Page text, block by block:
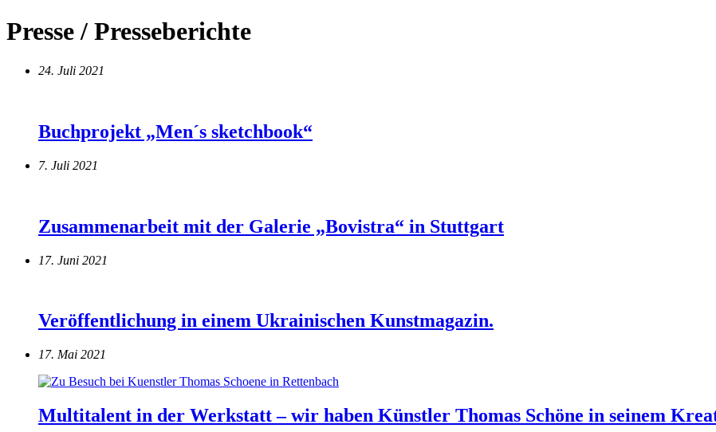
Presse / Presseberichte
24. Juli 2021
Buchprojekt „Men´s sketchbook“
7. Juli 2021
Zusammenarbeit mit der Galerie „Bovistra“ in Stuttgart
17. Juni 2021
Veröffentlichung in einem Ukrainischen Kunstmagazin.
17. Mai 2021
Multitalent in der Werkstatt – wir haben Künstler Thomas Schöne in seinem